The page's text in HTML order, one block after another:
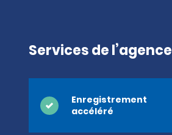
Services de l’agence
Enregistrement
accéléré